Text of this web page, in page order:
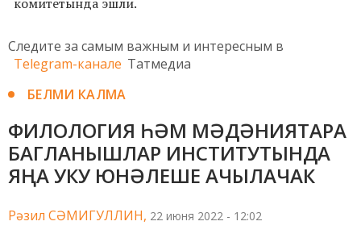
Следите за самым важным и интересным в
Telegram-канале Татмедиа
БЕЛМИ КАЛМА
ФИЛОЛОГИЯ ҺӘМ МӘДӘНИЯТАРА
БАГЛАНЫШЛАР ИНСТИТУТЫНДА
ЯҢА УКУ ЮНӘЛЕШЕ АЧЫЛАЧАК
Рәзил СӘМИГУЛЛИН, 22 июня 2022 - 12:02